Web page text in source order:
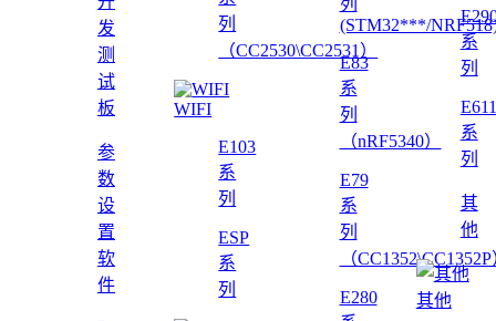
发
测
试
板
参
数
设
置
软
件
列
（CC2530\CC2531）
WIFI
E103
系
列
ESP
系
列
(STM32***/
E83
系
列
（nRF5340）
E79
系
列
（
E280
系
列
E611
系
列
其
他
其他